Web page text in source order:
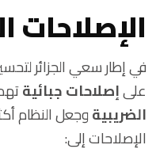
الإصلاحات
في إطار سعي الجزائر
علىإصلاحات جبائية
الضريبيةوجعل النظام
الإصلاحات إلى: